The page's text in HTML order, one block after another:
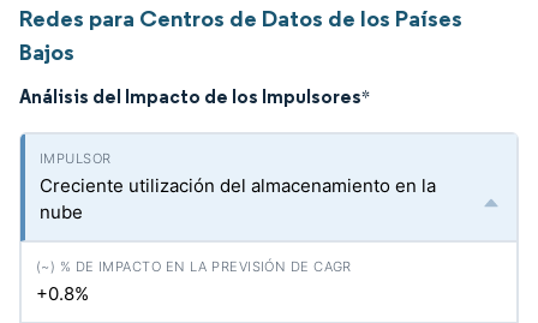
Redes para Centros de Datos de los Países
Bajos
Análisis del Impacto de los Impulsores*
Creciente utilización del almacenamiento en la
nube
+0.8%